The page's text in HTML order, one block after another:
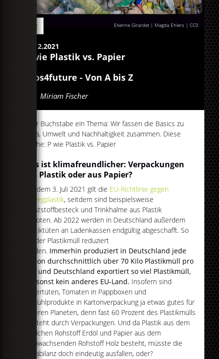
Etienne Girardet | Magda Ehlers | CC0
Blog
03.12.2021
P wie Plastik vs. Papier
egos4future - Von A bis Z
Miriam Fischer
Jeder Buchstabe ein Thema: Wir fassen die Basics zu
Klima, Umwelt und Nachhaltigkeit zusammen. Diese
Woche: P wie Plastik vs. Papier
Was ist klimafreundlicher: Verpackungen
aus Plastik oder aus Papier?
Seit dem 3. Juli 2021 gilt die EU-Richtlinie gegen
Einwegplastik, seitdem sind beispielsweise
Kunststoffbesteck und Trinkhalme aus Plastik
verboten. Ab 2022 werden in Deutschland außerdem
Plastiktüten an Ladenkassen endgültig abgeschafft. So
soll der Plastikmüll reduziert
werden. Immerhin produziert in Deutschland jede
Person durchschnittlich über 70 Kilo Plastikmüll pro
Jahr und Deutschland exportiert so viel Plastikmüll,
wie sonst kein anderes EU-Land. Insofern sind
Papiertüten, Tomaten in Pappboxen und
Tiefkühlprodukte in Kartonverpackung ja etwas gutes für
unseren Planeten, denn fast 60 Prozent des Plastikmülls
entsteht durch Verpackungen. Und da Plastik aus dem
endlichen Rohstoff Erdöl und Papier aus dem
nachwachsenden Rohstoff Holz besteht, müsste die
Klimabilanz doch eindeutig ausfallen, oder?